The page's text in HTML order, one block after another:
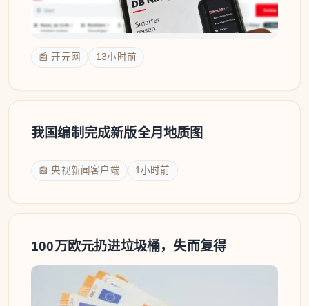
📰 开元网 13小时前
我国编制完成新版全月地质图
📰 央视新闻客户端 1小时前
100万欧元扔进垃圾桶，失而复得